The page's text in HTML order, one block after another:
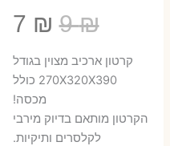
9₪
המחיר
היה:
9 ₪.
7 ₪
קרטון ארכיב מצוין בגודל
270X320X390 כולל
מכסה!
הקרטון מותאם בדיוק מירבי
לקלסרים ותיקיות.